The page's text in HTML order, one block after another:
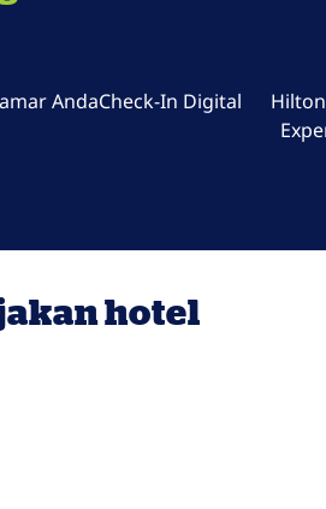
AndaCheck-In Digital
hotel